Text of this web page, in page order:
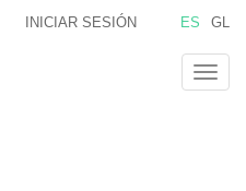
ES GL
INICIAR SESIÓN